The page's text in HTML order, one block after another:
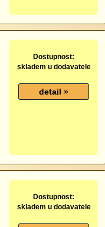
Dostupnost:
skladem u dodavatele
Dostupnost:
skladem u dodavatele